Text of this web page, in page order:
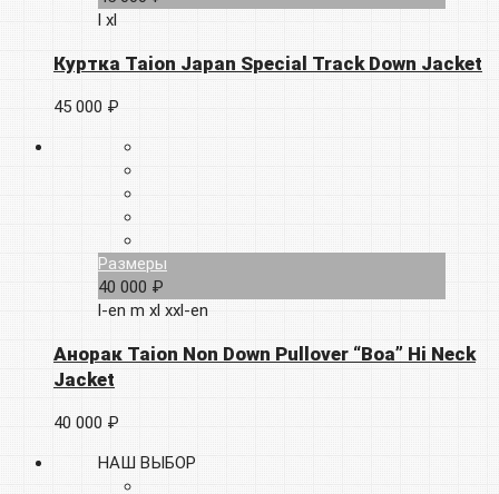
xl
Куртка Taion Japan Special Track Down Jacket
45 000 ₽
Размеры
40 000 ₽
l-en m xl xxl-en
Анорак Taion Non Down Pullover “Boa” Hi Neck
Jacket
40 000 ₽
НАШ ВЫБОР